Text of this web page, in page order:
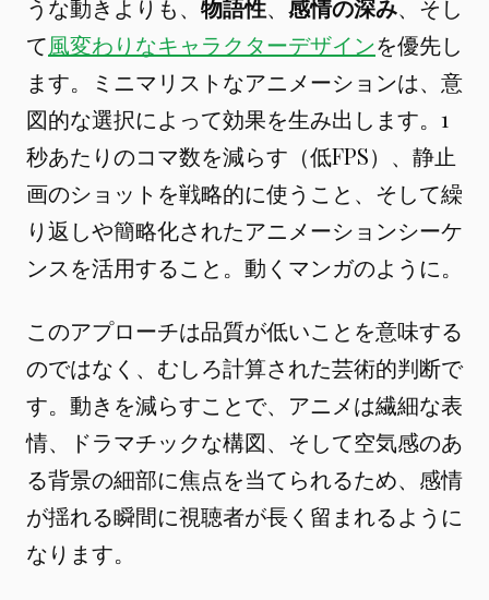
うな動きよりも、 物語性、 感情の深み、そし
て風変わりなキャラクターデザインを優先し
ます。ミニマリストなアニメーションは、意
図的な選択によって効果を生み出します。1
秒あたりのコマ数を減らす（低FPS）、静止
画のショットを戦略的に使うこと、そして繰
り返しや簡略化されたアニメーションシーケ
ンスを活用すること。動くマンガのように。
このアプローチは品質が低いことを意味する
のではなく、むしろ計算された芸術的判断で
す。動きを減らすことで、アニメは繊細な表
情、ドラマチックな構図、そして空気感のあ
る背景の細部に焦点を当てられるため、感情
が揺れる瞬間に視聴者が長く留まれるように
なります。